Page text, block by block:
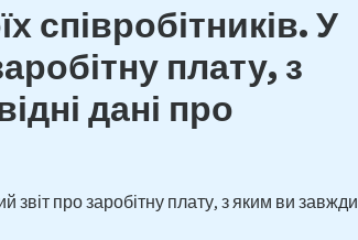
співробітників. У
плату, з
дані про
про заробітну плату, з яким ви завжди